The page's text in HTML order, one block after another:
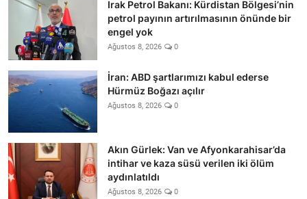
Irak Petrol Bakanı: Kürdistan Bölgesi’nin
petrol payının artırılmasının önünde bir
engel yok
Ağustos 8, 2026 0
İran: ABD şartlarımızı kabul ederse
Hürmüz Boğazı açılır
Ağustos 8, 2026 0
Akın Gürlek: Van ve Afyonkarahisar’da
intihar ve kaza süsü verilen iki ölüm
aydınlatıldı
Ağustos 8, 2026 0